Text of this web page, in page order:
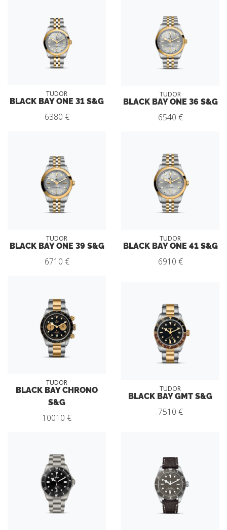
TUDOR
BLACK BAY ONE 31 S&G
6380 €
TUDOR
BLACK BAY ONE 36 S&G
6540 €
TUDOR
BLACK BAY ONE 39 S&G
6710 €
TUDOR
BLACK BAY ONE 41 S&G
6910 €
TUDOR
BLACK BAY CHRONO
S&G
10010 €
TUDOR
BLACK BAY GMT S&G
7510 €